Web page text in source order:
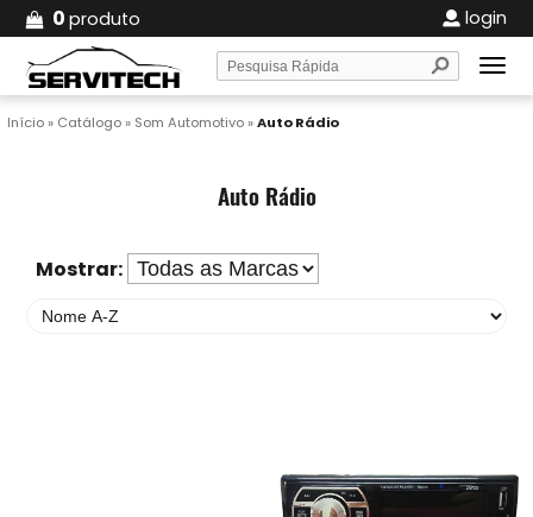
0produto login
Início» Catálogo» Som Automotivo»Auto Rádio
Auto Rádio
Mostrar: